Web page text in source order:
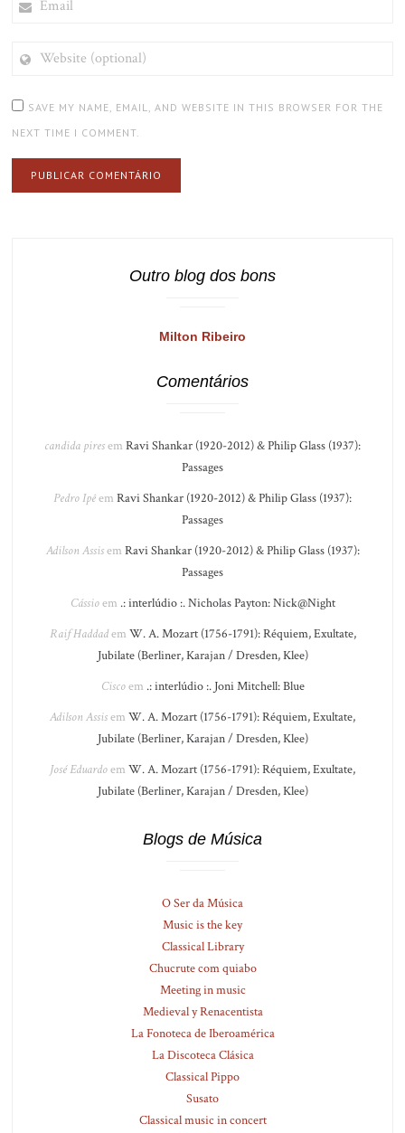
(OPTIONAL)
SAVE MY NAME, EMAIL, AND WEBSITE IN THIS BROWSER FOR THE
NEXT TIME I COMMENT.
Outro blog dos bons
Milton Ribeiro
Comentários
candida piresem Ravi Shankar (1920-2012) & Philip Glass (1937):
Passages
Pedro Ipêem Ravi Shankar (1920-2012) & Philip Glass (1937):
Passages
Adilson Assisem Ravi Shankar (1920-2012) & Philip Glass (1937):
Passages
Cássioem .: interlúdio :. Nicholas Payton: Nick@Night
Raif Haddadem W. A. Mozart (1756-1791): Réquiem, Exultate,
Jubilate (Berliner, Karajan / Dresden, Klee)
Ciscoem .: interlúdio :. Joni Mitchell: Blue
Adilson Assisem W. A. Mozart (1756-1791): Réquiem, Exultate,
Jubilate (Berliner, Karajan / Dresden, Klee)
José Eduardoem W. A. Mozart (1756-1791): Réquiem, Exultate,
Jubilate (Berliner, Karajan / Dresden, Klee)
Blogs de Música
O Ser da Música
Music is the key
Classical Library
Chucrute com quiabo
Meeting in music
Medieval y Renacentista
La Fonoteca de Iberoamérica
La Discoteca Clásica
Classical Pippo
Susato
Classical music in concert